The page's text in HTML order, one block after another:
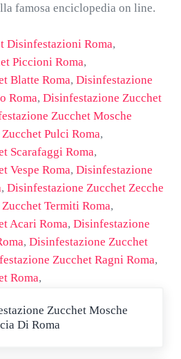
famosa enciclopedia on line.
Disinfestazioni Roma,
Piccioni Roma,
Blatte Roma, Disinfestazione
Roma, Disinfestazione Zucchet
Zucchet Mosche
Pulci Roma,
Scarafaggi Roma,
Vespe Roma, Disinfestazione
, Disinfestazione Zucchet Zecche
Termiti Roma,
Acari Roma, Disinfestazione
, Disinfestazione Zucchet
Zucchet Ragni Roma,
Roma,
Zucchet Mosche
Di Roma